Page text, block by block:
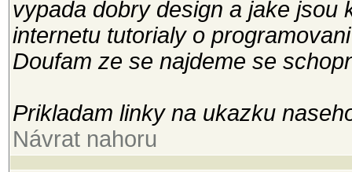
vypada dobry design a jake jsou
internetu tutorialy o
Doufam ze se najdeme se
Prikladam linky na ukazku
Návrat nahoru